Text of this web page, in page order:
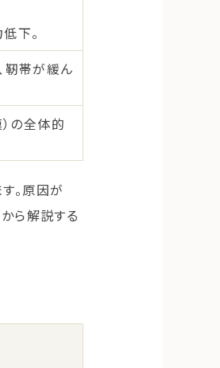
下。
靭帯が緩ん
の全体的
。原因が
ら解説する